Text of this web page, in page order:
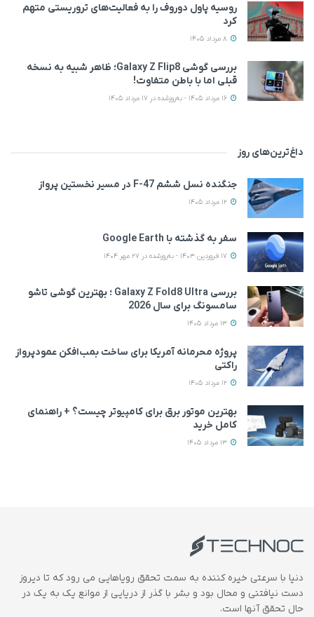
روسیه پاول دوروف را به فعالیت‌های تروریستی متهم
کرد
بررسی گوشی Galaxy Z Flip8؛ ظاهر شبیه به نسخه
قبلی اما با باطن متفاوت!
داغ‌ترین‌های روز
جنگنده نسل ششم F-47 در مسیر نخستین پرواز
سفر به گذشته با Google Earth
بررسی Galaxy Z Fold8 Ultra ؛ بهترین گوشی تاشو
سامسونگ برای سال 2026
پروژه محرمانه آمریکا برای ساخت بمب‌افکن عمودپرواز
راکتی
بهترین موتور برق برای کامپیوتر چیست؟ + راهنمای
کامل خرید
دنیا با سرعتی خیره کننده به سمت تحقق رویاهایی می رود که تا دیروز
دست نیافتنی و محال بود و بشر با گذر از دریایی از موانع یک به یک در
حال تحقق آنها است.